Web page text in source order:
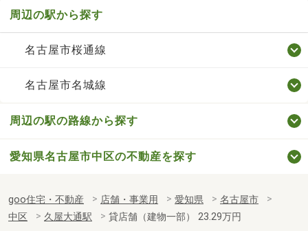
周辺の駅から探す
名古屋市桜通線
名古屋市名城線
周辺の駅の路線から探す
愛知県名古屋市中区の不動産を探す
goo住宅・不動産 店舗・事業用 愛知県
名古屋市
中区
久屋大通駅 貸店舗（建物一部） 23.29万円